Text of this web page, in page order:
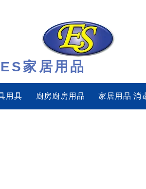
ES家居用品
用具 廚房廚房用品 家居用品 消